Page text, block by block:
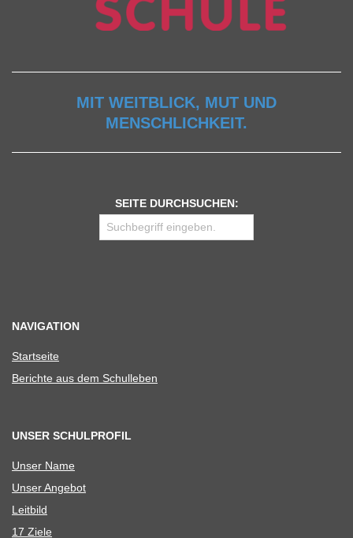
MIT WEITBLICK, MUT UND
MENSCHLICHKEIT.
SEITE DURCHSUCHEN:
NAVIGATION
Start­seite
Berichte aus dem Schulleben
UNSER SCHULPROFIL
Unser Name
Unser Ange­bot
Leit­bild
17 Ziele